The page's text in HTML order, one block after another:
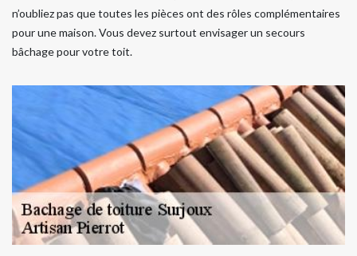
n’oubliez pas que toutes les pièces ont des rôles complémentaires
pour une maison. Vous devez surtout envisager un secours
bâchage pour votre toit.